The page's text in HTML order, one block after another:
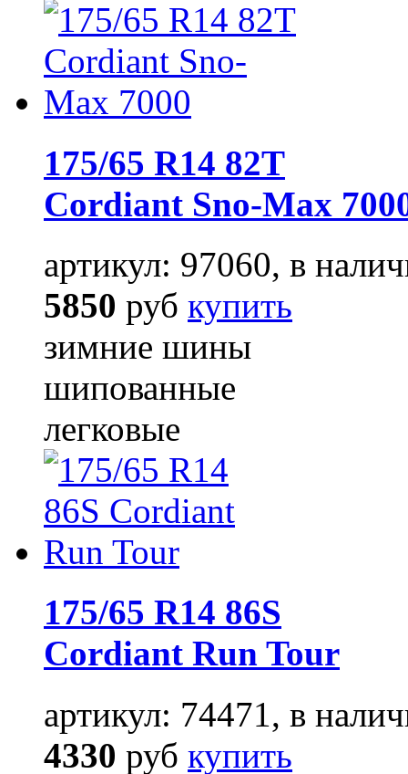
175/65 R14 82T
Cordiant Sno-Max
артикул: 97060, в
5850 руб купить
зимние шины
шипованные
легковые
175/65 R14 86S
Cordiant Run Tour
артикул: 74471, в
4330 руб купить